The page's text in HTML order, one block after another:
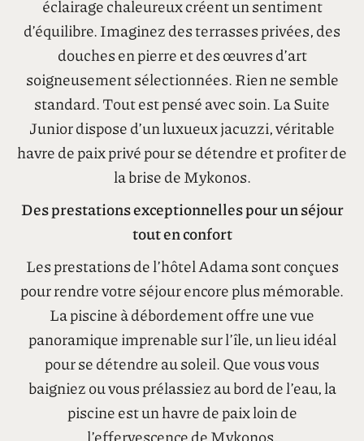
numéro : vous êtes un nom, une histoire, un hôte
bienvenu.
Chaque suite d’Adama possède son propre
rythme. Lignes épurées, textures organiques et
éclairage chaleureux créent un sentiment
d’équilibre. Imaginez des terrasses privées, des
douches en pierre et des œuvres d’art
soigneusement sélectionnées. Rien ne semble
standard. Tout est pensé avec soin. La Suite
Junior dispose d’un luxueux jacuzzi, véritable
havre de paix privé pour se détendre et profiter de
la brise de Mykonos.
Des prestations exceptionnelles pour un séjour
tout en confort
Les prestations de l’hôtel Adama sont conçues
pour rendre votre séjour encore plus mémorable.
La piscine à débordement offre une vue